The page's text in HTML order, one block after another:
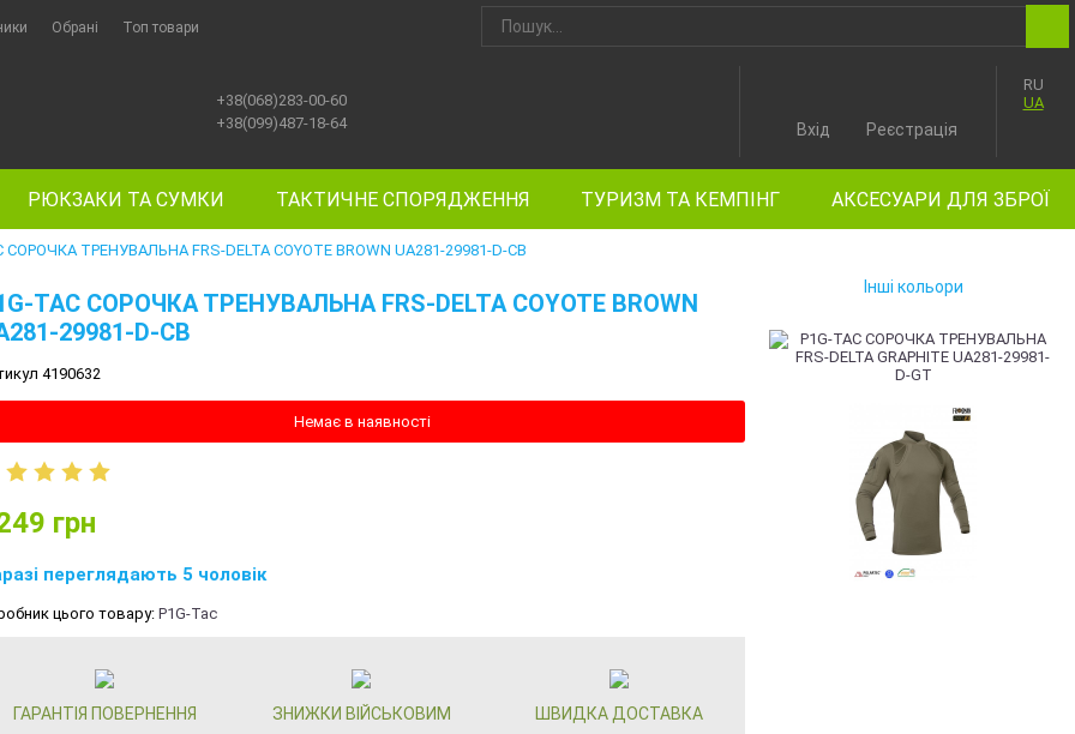
Обрані Топ товари
+38(068)283-00-60
+38(099)487-18-64
RU
UA
Вхід Реєстрація
РЮКЗАКИ ТА СУМКИ ТАКТИЧНЕ СПОРЯДЖЕННЯ ТУРИЗМ ТА КЕМПІНГ АКСЕСУАРИ ДЛЯ ЗБРОЇ
СОРОЧКА ТРЕНУВАЛЬНА FRS-DELTA COYOTE BROWN UA281-29981-D-CB
TAC СОРОЧКА ТРЕНУВАЛЬНА FRS-DELTA COYOTE BROWN
29981-D-CB
4190632
Немає в наявності
грн
переглядають 5 чоловік
цього товару: P1G-Tac
ГАРАНТІЯ ПОВЕРНЕННЯ ЗНИЖКИ ВІЙСЬКОВИМ ШВИДКА ДОСТАВКА
Інші кольори